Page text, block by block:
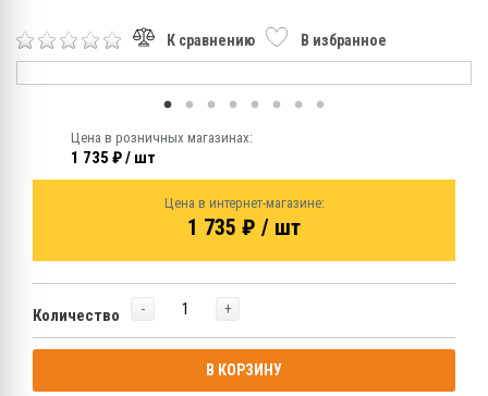
К сравнению В избранное
Цена в розничных магазинах:
1 735 ₽ / шт
Цена в интернет-магазине:
1 735 ₽ / шт
Количество - +
В КОРЗИНУ